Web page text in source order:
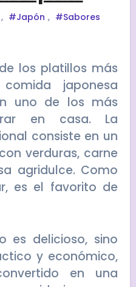
, #Japón , #Sabores
japonesa
uno de los más
en casa. La
consiste en un
verduras, carne
agridulce. Como
es el favorito de
es delicioso, sino
y económico,
en una